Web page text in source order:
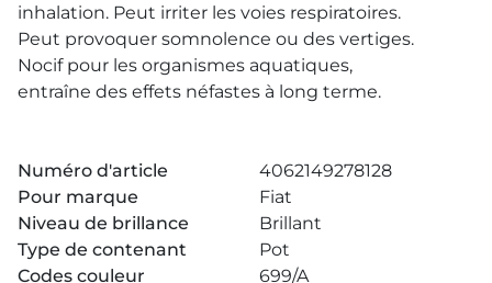
inhalation. Peut irriter les voies respiratoires.
Peut provoquer somnolence ou des vertiges.
Nocif pour les organismes aquatiques,
entraîne des effets néfastes à long terme.
Numéro d'article
4062149278128
Pour marque
Fiat
Niveau de brillance
Brillant
Type de contenant
Pot
Codes couleur
699/A